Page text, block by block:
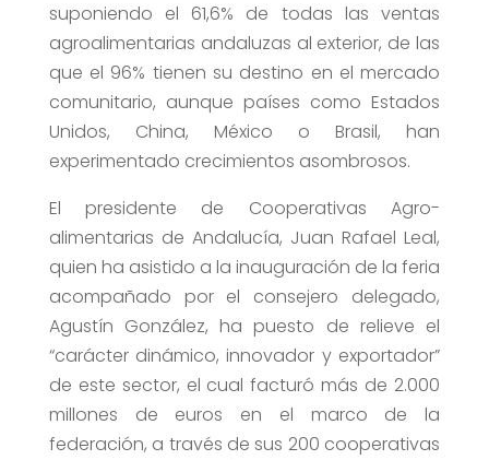
suponiendo el 61,6% de todas las ventas
agroalimentarias andaluzas al exterior, de las
que el 96% tienen su destino en el mercado
comunitario, aunque países como Estados
Unidos, China, México o Brasil, han
experimentado crecimientos asombrosos.
El presidente de Cooperativas Agro-
alimentarias de Andalucía, Juan Rafael Leal,
quien ha asistido a la inauguración de la feria
acompañado por el consejero delegado,
Agustín González, ha puesto de relieve el
“carácter dinámico, innovador y exportador”
de este sector, el cual facturó más de 2.000
millones de euros en el marco de la
federación, a través de sus 200 cooperativas